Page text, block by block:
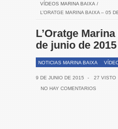
VÍDEOS MARINA BAIXA /
L’ORATGE MARINA BAIXA – 05
L’Oratge
de junio de 2015
NOTICIAS MARINA BAIXA
9 DE JUNIO DE 2015 - 27 VISTO
NO HAY COMENTARIOS